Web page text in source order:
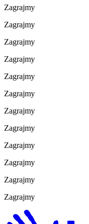
Zagrajmy
Zagrajmy
Zagrajmy
Zagrajmy
Zagrajmy
Zagrajmy
Zagrajmy
Zagrajmy
Zagrajmy
Zagrajmy
Zagrajmy
Zagrajmy